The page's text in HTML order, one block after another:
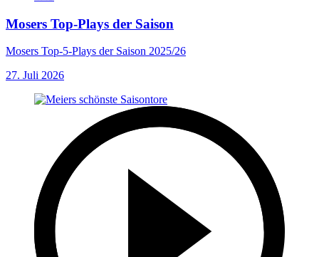
Mosers Top-Plays der Saison
Mosers Top-5-Plays der Saison 2025/26
27. Juli 2026